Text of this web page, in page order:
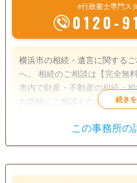
e行政書士専門ス
0120-
横浜市の相続・遺言に関する
へ。 相続のご相談は【完全無
市内で財産・不動産の相続・
お気軽にご相談ください。 相
続に精通したプロチームが、
遺産
相続手続き
銀行
この事務所の